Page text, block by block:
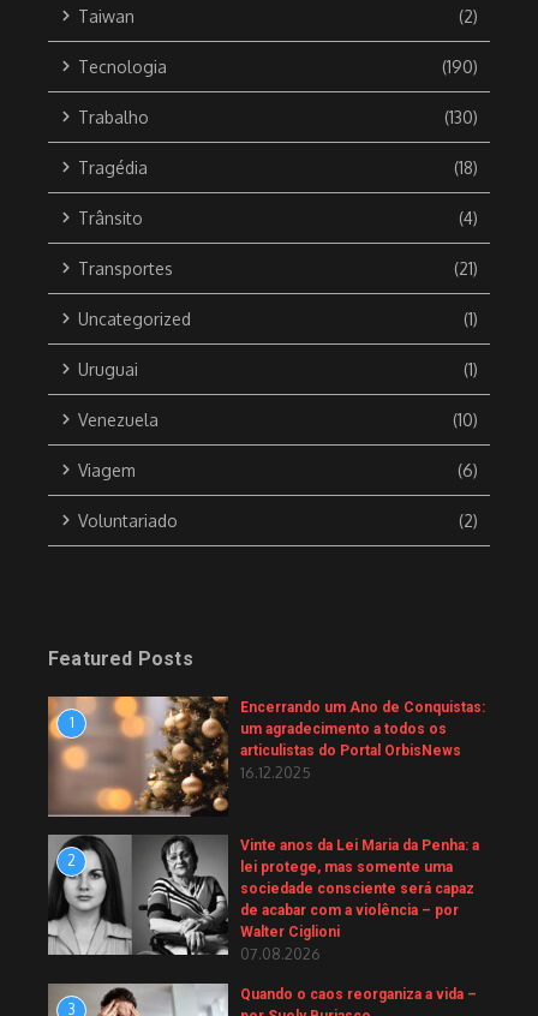
Taiwan (2)
Tecnologia (190)
Trabalho (130)
Tragédia (18)
Trânsito (4)
Transportes (21)
Uncategorized (1)
Uruguai (1)
Venezuela (10)
Viagem (6)
Voluntariado (2)
Featured Posts
1
Encerrando um Ano de Conquistas:
um agradecimento a todos os
articulistas do Portal OrbisNews
16.12.2025
2
Vinte anos da Lei Maria da Penha: a
lei protege, mas somente uma
sociedade consciente será capaz
de acabar com a violência – por
Walter Ciglioni
07.08.2026
3
Quando o caos reorganiza a vida –